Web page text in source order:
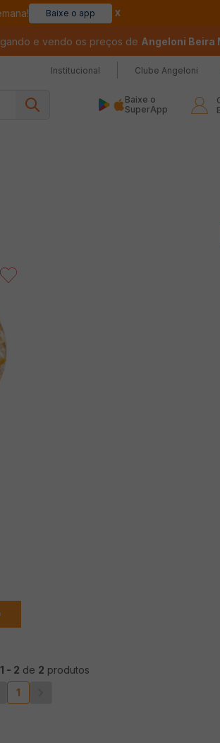
Baixe o app
e vendo os preços de Angeloni Beira
Institucional Clube Angeloni
Baixe o
SuperApp
1 - 2 de 2 produtos
1